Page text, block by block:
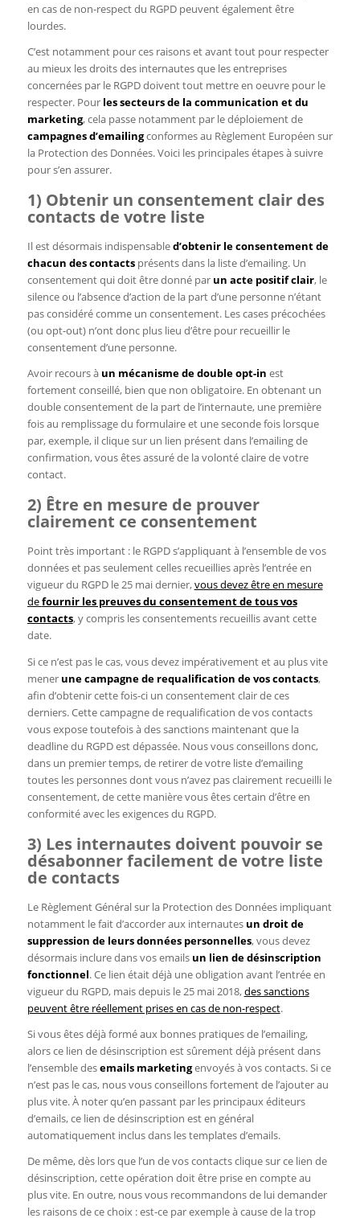
en cas de non-respect du RGPD peuvent également être
lourdes.
C’est notamment pour ces raisons et avant tout pour respecter
au mieux les droits des internautes que les entreprises
concernées par le RGPD doivent tout mettre en oeuvre pour le
respecter. Pour les secteurs de la communication et du
marketing, cela passe notamment par le déploiement de
campagnes d’emailingconformes au Règlement Européen sur
la Protection des Données. Voici les principales étapes à suivre
pour s’en assurer.
1) Obtenir un consentement clair des
contacts de votre liste
Il est désormais indispensabled’obtenir le consentement de
chacun des contactsprésents dans la liste d’emailing. Un
consentement qui doit être donné par un acte positif clair, le
silence ou l’absence d’action de la part d’une personne n’étant
pas considéré comme un consentement. Les cases précochées
(ou opt-out) n’ont donc plus lieu d’être pour recueillir le
consentement d’une personne.
Avoir recours à un mécanisme de double opt-in est
fortement conseillé, bien que non obligatoire. En obtenant un
double consentement de la part de l’internaute, une première
fois au remplissage du formulaire et une seconde fois lorsque
par, exemple, il clique sur un lien présent dans l’emailing de
confirmation, vous êtes assuré de la volonté claire de votre
contact.
2) Être en mesure de prouver
clairement ce consentement
Point très important : le RGPD s’appliquant à l’ensemble de vos
données et pas seulement celles recueillies après l’entrée en
vigueur du RGPD le 25 mai dernier,vous devez être en mesure
defournir les preuves du consentement de tous vos
contacts, y compris les consentements recueillis avant cette
date.
Si ce n’est pas le cas, vous devez impérativement et au plus vite
mener une campagne de requalification de vos contacts,
afin d’obtenir cette fois-ci un consentement clair de ces
derniers. Cette campagne de requalification de vos contacts
vous expose toutefois à des sanctions maintenant que la
deadline du RGPD est dépassée. Nous vous conseillons donc,
dans un premier temps, de retirer de votre liste d’emailing
toutes les personnes dont vous n’avez pas clairement recueilli le
consentement, de cette manière vous êtes certain d’être en
conformité avec les exigences du RGPD.
3) Les internautes doivent pouvoir se
désabonner facilement de votre liste
de contacts
Le Règlement Général sur la Protection des Données impliquant
notamment le fait d’accorder aux internautes un droit de
suppression de leurs données personnelles, vous devez
désormais inclure dans vos emails un lien de désinscription
fonctionnel. Ce lien était déjà une obligation avant l’entrée en
vigueur du RGPD, mais depuis le 25 mai 2018,des sanctions
peuvent être réellement prises en cas de non-respect.
Si vous êtes déjà formé aux bonnes pratiques de l’emailing,
alors ce lien de désinscription est sûrement déjà présent dans
l’ensemble desemails marketingenvoyés à vos contacts. Si ce
n’est pas le cas, nous vous conseillons fortement de l’ajouter au
plus vite. À noter qu’en passant par les principaux éditeurs
d’emails, ce lien de désinscription est en général
automatiquement inclus dans les templates d’emails.
De même, dès lors que l’un de vos contacts clique sur ce lien de
désinscription, cette opération doit être prise en compte au
plus vite. En outre, nous vous recommandons de lui demander
les raisons de ce choix : est-ce par exemple à cause de la trop